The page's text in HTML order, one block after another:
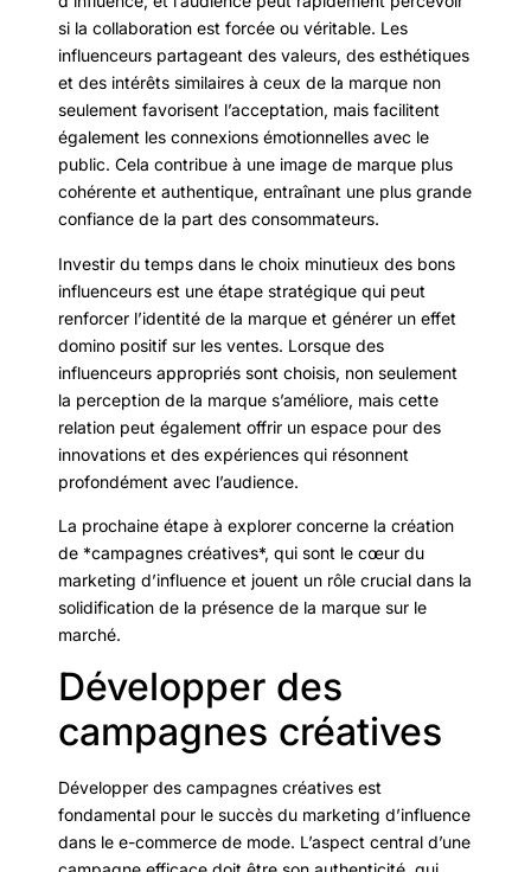
si la collaboration est forcée ou véritable. Les
influenceurs partageant des valeurs, des esthétiques
et des intérêts similaires à ceux de la marque non
seulement favorisent l’acceptation, mais facilitent
également les connexions émotionnelles avec le
public. Cela contribue à une image de marque plus
cohérente et authentique, entraînant une plus grande
confiance de la part des consommateurs.
Investir du temps dans le choix minutieux des bons
influenceurs est une étape stratégique qui peut
renforcer l’identité de la marque et générer un effet
domino positif sur les ventes. Lorsque des
influenceurs appropriés sont choisis, non seulement
la perception de la marque s’améliore, mais cette
relation peut également offrir un espace pour des
innovations et des expériences qui résonnent
profondément avec l’audience.
La prochaine étape à explorer concerne la création
de *campagnes créatives*, qui sont le cœur du
marketing d’influence et jouent un rôle crucial dans la
solidification de la présence de la marque sur le
marché.
Développer des
campagnes créatives
Développer des campagnes créatives est
fondamental pour le succès du marketing d’influence
dans le e-commerce de mode. L’aspect central d’une